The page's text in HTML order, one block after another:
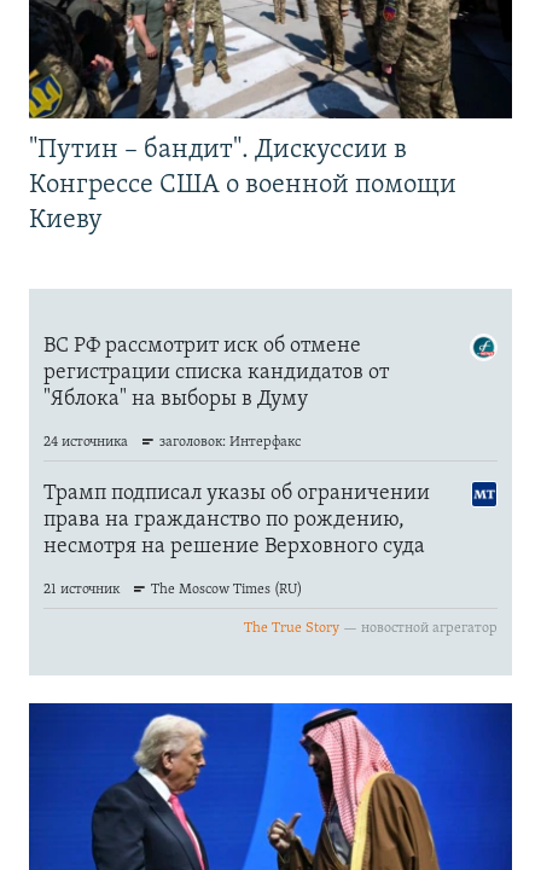
"Путин – бандит". Дискуссии в
Конгрессе США о военной помощи
Киеву